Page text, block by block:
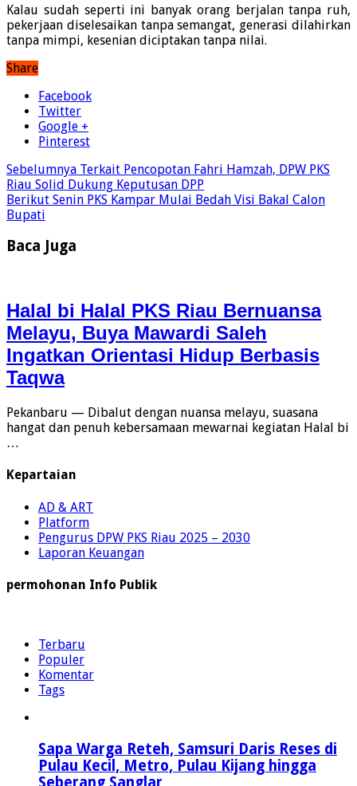
Kalau sudah seperti ini banyak orang berjalan tanpa ruh,
pekerjaan diselesaikan tanpa semangat, generasi dilahirkan
tanpa mimpi, kesenian diciptakan tanpa nilai.
Share
Facebook
Twitter
Google +
Pinterest
Sebelumnya Terkait Pencopotan Fahri Hamzah, DPW PKS
Riau Solid Dukung Keputusan DPP
Berikut Senin PKS Kampar Mulai Bedah Visi Bakal Calon
Bupati
Baca Juga
Halal bi Halal PKS Riau Bernuansa
Melayu, Buya Mawardi Saleh
Ingatkan Orientasi Hidup Berbasis
Taqwa
Pekanbaru — Dibalut dengan nuansa melayu, suasana
hangat dan penuh kebersamaan mewarnai kegiatan Halal bi
…
Kepartaian
AD & ART
Platform
Pengurus DPW PKS Riau 2025 – 2030
Laporan Keuangan
permohonan Info Publik
Terbaru
Populer
Komentar
Tags
Sapa Warga Reteh, Samsuri Daris Reses di
Pulau Kecil, Metro, Pulau Kijang hingga
Seberang Sanglar